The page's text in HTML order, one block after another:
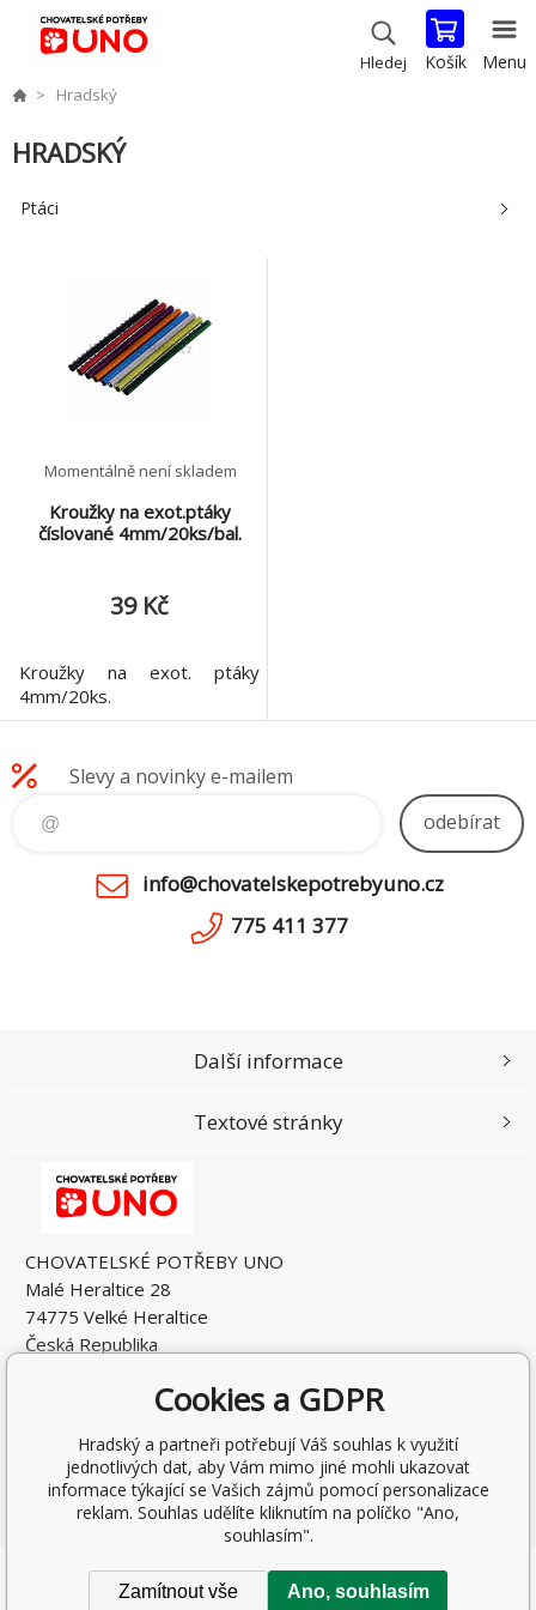
Hledej Košík Menu
Hradský
HRADSKÝ
Ptáci
Kroužky na exot.ptáky
číslované 4mm/20ks/bal.
Momentálně není skladem
39 Kč
Kroužky na exot. ptáky
4mm/20ks.
Slevy a novinky e-mailem
odebírat
info@chovatelskepotrebyuno.cz
775 411 377
CHOVATELSKÉ POTŘEBY UNO
Malé Heraltice 28
74775 Velké Heraltice
Česká Republika
DIČ: CZ7405265549
Další informace
Textové stránky
Copyright © 2026 Rostislav Hňátek
Cookies a GDPR
Hradský a partneři potřebují Váš souhlas k využití
jednotlivých dat, aby Vám mimo jiné mohli ukazovat
informace týkající se Vašich zájmů pomocí personalizace
reklam. Souhlas udělíte kliknutím na políčko "Ano,
souhlasím".
Zamítnout vše Ano, souhlasím